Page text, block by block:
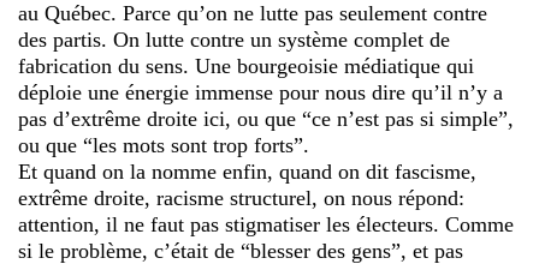
au Québec. Parce qu’on ne lutte pas seulement contre
des partis. On lutte contre un système complet de
fabrication du sens. Une bourgeoisie médiatique qui
déploie une énergie immense pour nous dire qu’il n’y a
pas d’extrême droite ici, ou que “ce n’est pas si simple”,
ou que “les mots sont trop forts”.
Et quand on la nomme enfin, quand on dit fascisme,
extrême droite, racisme structurel, on nous répond:
attention, il ne faut pas stigmatiser les électeurs. Comme
si le problème, c’était de “blesser des gens”, et pas